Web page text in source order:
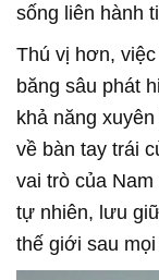
sống liên hành
Thú vị hơn,
băng sâu phát
khả năng
về bàn tay trái
vai trò của
tự nhiên, lưu
thế giới sau